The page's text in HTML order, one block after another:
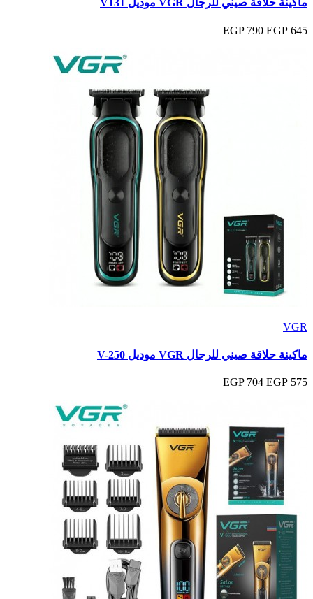
ماكينة حلاقة صيني للرجال VGR موديل V131
645 EGP
790 EGP
VGR
ماكينة حلاقة صيني للرجال VGR موديل V-250
575 EGP
704 EGP